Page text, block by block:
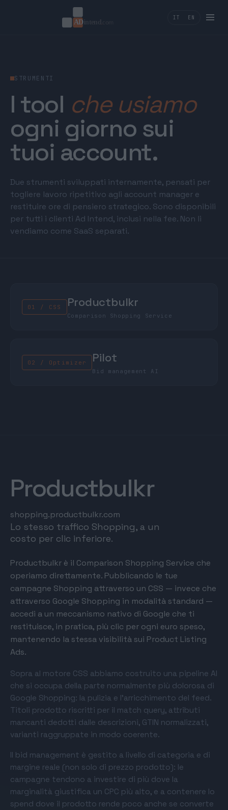
IT EN
STRUMENTI
I tool che usiamo
ogni giorno sui
tuoi account.
Due strumenti sviluppati internamente, pensati per
togliere lavoro ripetitivo agli account manager e
restituire ore di pensiero strategico. Sono disponibili
per tutti i clienti Ad Intend, inclusi nella fee. Non li
vendiamo come SaaS separati.
01 / CSS Productbulkr
Comparison Shopping Service
02 / Optimizer Pilot
Bid management AI
Productbulkr
shopping.productbulkr.com
Lo stesso traffico Shopping, a un
costo per clic inferiore.
Productbulkr è il Comparison Shopping Service che
operiamo direttamente. Pubblicando le tue
campagne Shopping attraverso un CSS — invece che
attraverso Google Shopping in modalità standard —
accedi a un meccanismo nativo di Google che ti
restituisce, in pratica, più clic per ogni euro speso,
mantenendo la stessa visibilità sui Product Listing
Ads.
Sopra al motore CSS abbiamo costruito una pipeline AI
che si occupa della parte normalmente più dolorosa di
Google Shopping: la pulizia e l’arricchimento del feed.
Titoli prodotto riscritti per il match query, attributi
mancanti dedotti dalle descrizioni, GTIN normalizzati,
varianti raggruppate in modo coerente.
Il bid management è gestito a livello di categoria e di
margine reale (non solo di prezzo prodotto): le
campagne tendono a investire di più dove la
marginalità giustifica un CPC più alto, e a contenere lo
spend dove il prodotto rende poco anche se converte